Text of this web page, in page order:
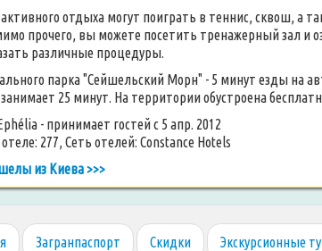
отдыха могут поиграть в теннис, сквош, а
прочего, вы можете посетить тренажерный зал и
различные процедуры.
парка "Сейшельский Морн" - 5 минут езды на
25 минут. На территории обустроена
- принимает гостей с 5 апр. 2012
277, Сеть отелей: Constance Hotels
из Киева >>>
Загранпаспорт Скидки Экскурсионные